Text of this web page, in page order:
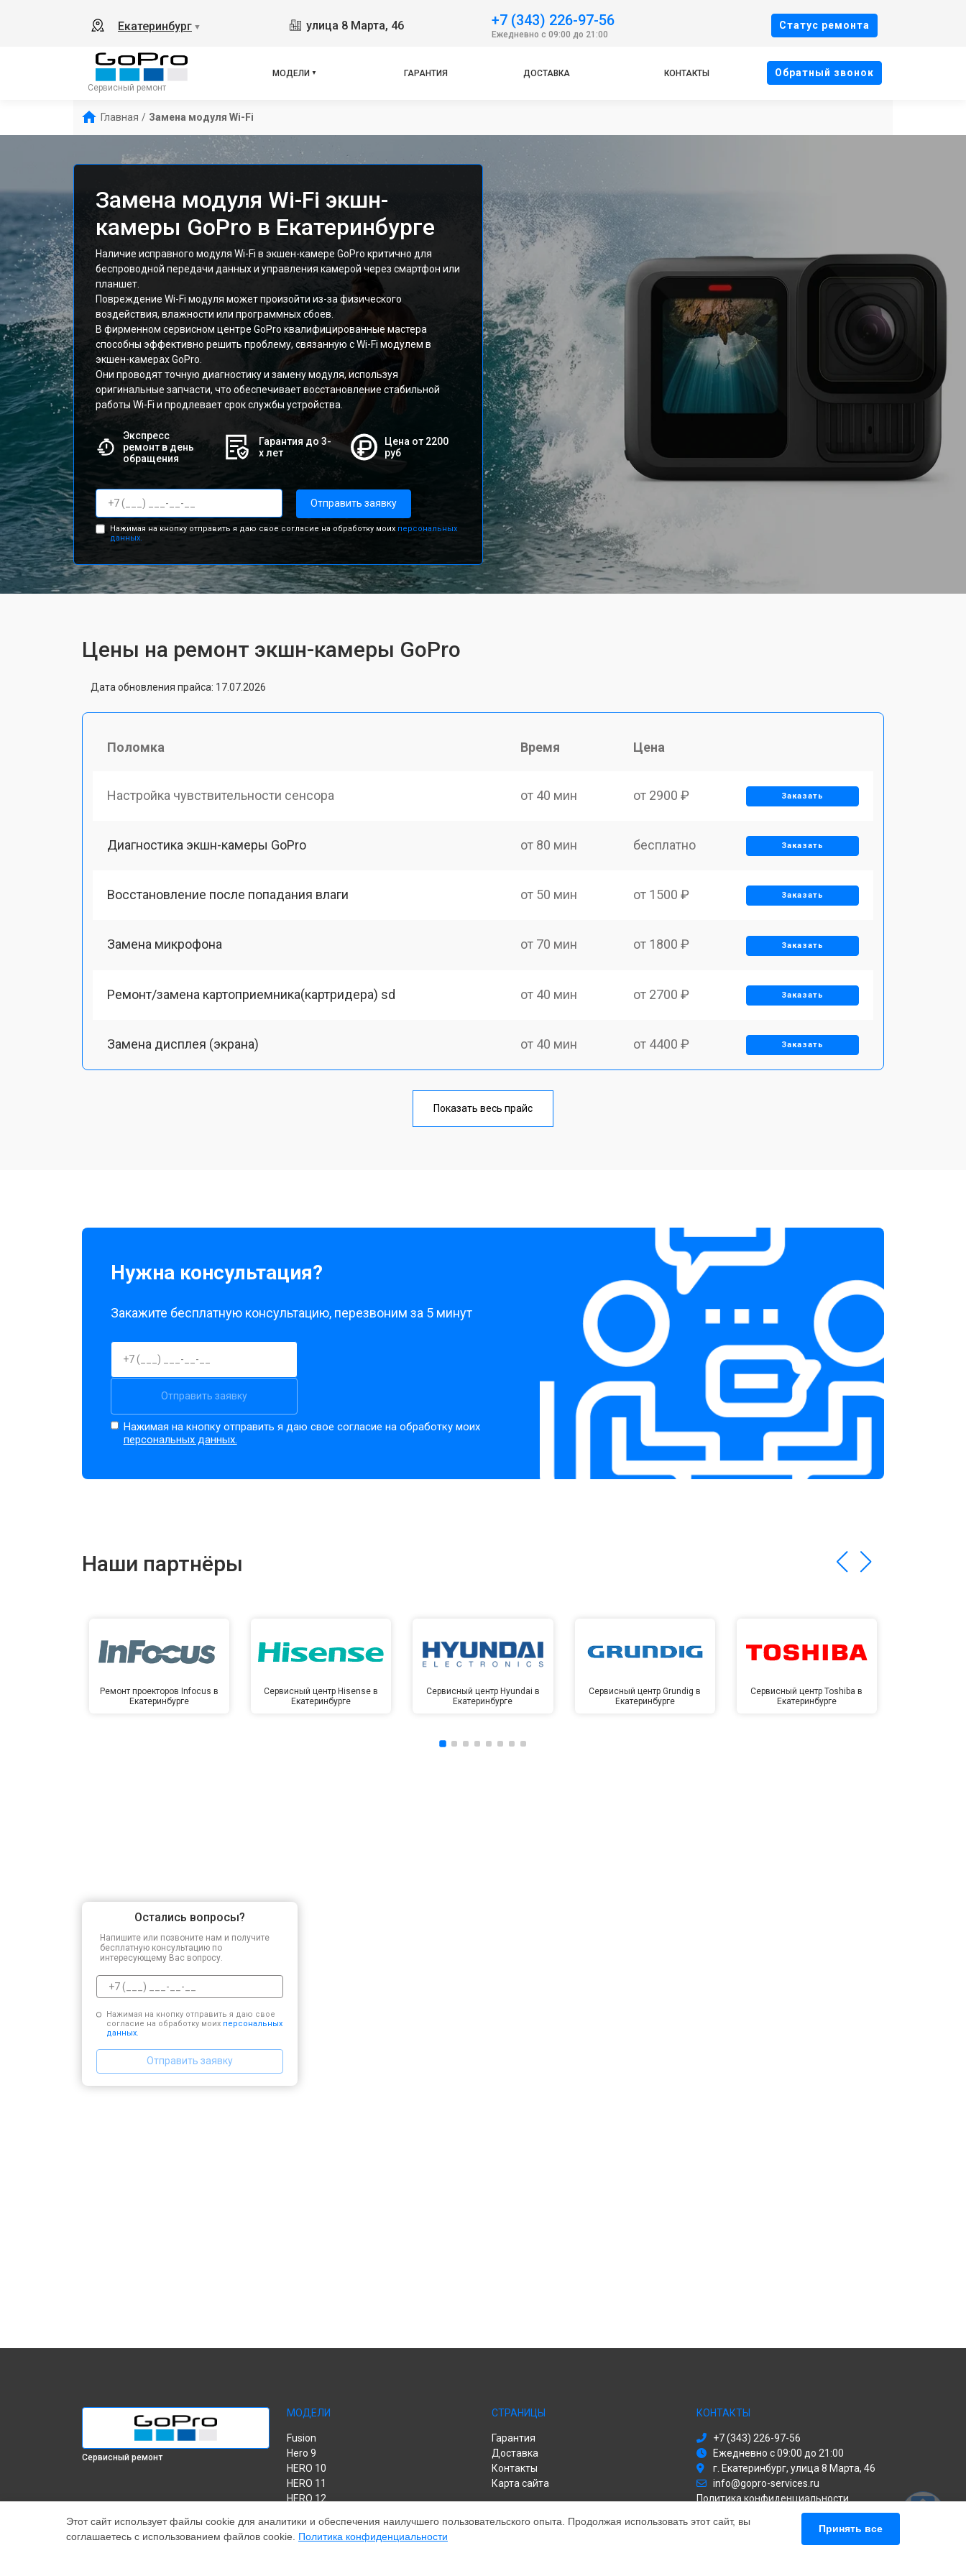
Екатеринбург ▼ улица 8 Марта, 46 +7 (343) 226-97-56
Ежедневно с 09:00 до 21:00
Cтатус ремонта
Сервисный ремонт
МОДЕЛИ ГАРАНТИЯ ДОСТАВКА КОНТАКТЫ Oбратный звонок
Главная / Замена модуля Wi-Fi
Замена модуля Wi-Fi экшн-
камеры GoPro в Екатеринбурге
Наличие исправного модуля Wi-Fi в экшен-камере GoPro критично для
беспроводной передачи данных и управления камерой через смартфон или
планшет.
Повреждение Wi-Fi модуля может произойти из-за физического
воздействия, влажности или программных сбоев.
В фирменном сервисном центре GoPro квалифицированные мастера
способны эффективно решить проблему, связанную с Wi-Fi модулем в
экшен-камерах GoPro.
Они проводят точную диагностику и замену модуля, используя
оригинальные запчасти, что обеспечивает восстановление стабильной
работы Wi-Fi и продлевает срок службы устройства.
Экспресс
ремонт в день
обращения
Гарантия до 3-
х лет
Цена от 2200
руб
Отправить заявку
Нажимая на кнопку отправить я даю свое согласие на обработку моих персональных
данных.
Цены на ремонт экшн-камеры GoPro
Дата обновления прайса: 17.07.2026
Поломка Время Цена
Настройка чувствительности сенсора от 40 мин от 2900 ₽ Заказать
Диагностика экшн-камеры GoPro от 80 мин бесплатно Заказать
Восстановление после попадания влаги от 50 мин от 1500 ₽ Заказать
Замена микрофона от 70 мин от 1800 ₽ Заказать
Ремонт/замена картоприемника(картридера) sd от 40 мин от 2700 ₽ Заказать
Замена дисплея (экрана) от 40 мин от 4400 ₽ Заказать
от 90 мин
Показать весь прайс
Нужна консультация?
Закажите бесплатную консультацию, перезвоним за 5 минут
Отправить заявку
Нажимая на кнопку отправить я даю свое согласие на обработку моих
персональных данных.
Наши партнёры
Ремонт проекторов Infocus в
Екатеринбурге
Сервисный центр Hisense в
Екатеринбурге
Сервисный центр Hyundai в
Екатеринбурге
Сервисный центр Grundig в
Екатеринбурге
Сервисный центр Toshiba в
Екатеринбурге
Остались вопросы?
Напишите или позвоните нам и получите
бесплатную консультацию по
интересующему Вас вопросу.
Нажимая на кнопку отправить я даю свое
согласие на обработку моих персональных
данных.
Отправить заявку
Сервисный ремонт
МОДЕЛИ
Fusion
Hero 9
HERO 10
HERO 11
HERO 12
HERO 8
HERO 7
СТРАНИЦЫ
Гарантия
Доставка
Контакты
Карта сайта
КОНТАКТЫ
+7 (343) 226-97-56
Ежедневно с 09:00 до 21:00
г. Екатеринбург, улица 8 Марта, 46
info@gopro-services.ru
Политика конфиденциальности
Способы оплаты
Этот сайт использует файлы cookie для аналитики и обеспечения наилучшего пользовательского опыта. Продолжая использовать этот сайт, вы
соглашаетесь с использованием файлов cookie. Политика конфиденциальности
Принять все